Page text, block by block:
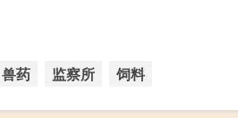
兽药 监察所 饲料